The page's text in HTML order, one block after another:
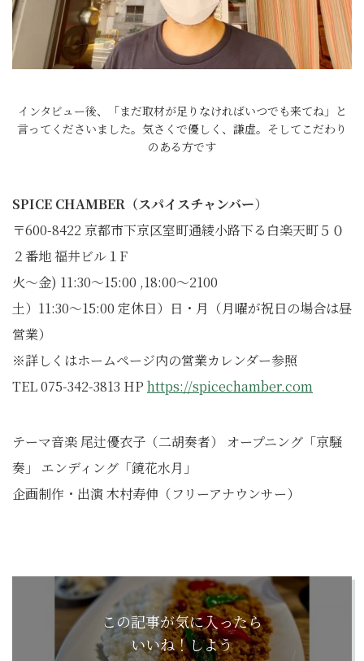
インタビュー後、「まだ取材が足りなければいつでも来てね」と
言ってくださいました。気さくで優しく、謙虚。そしてこだわり
のある方です
SPICE CHAMBER（スパイスチャンバー）
〒600-8422 京都市下京区室町通綾小路下る白楽天町５０
２番地 福井ビル１F
火〜金) 11:30〜15:00 ,18:00〜2100
土）11:30〜15:00 定休日）日・月（月曜が祝日の場合は昼
営業）
※詳しくはホームページ内の営業カレンダー参照
TEL 075-342-3813 HP https://spicechamber.com
テーマ音楽 尾辻優衣子（二胡奏者） オープニング「京騒
奏」 エンディング「鏡花水月」
企画制作・出演 木村寿伸（フリーアナウンサー）
この記事が気に入ったら
いいね！しよう